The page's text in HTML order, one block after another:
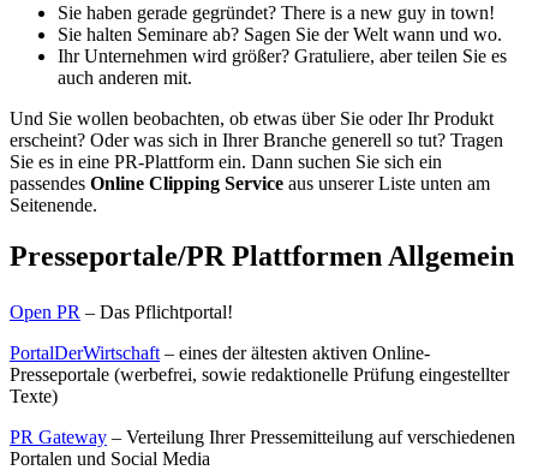
Sie haben gerade gegründet? There is a new guy in town!
Sie halten Seminare ab? Sagen Sie der Welt wann und wo.
Ihr Unternehmen wird größer? Gratuliere, aber teilen Sie es
auch anderen mit.
Und Sie wollen beobachten, ob etwas über Sie oder Ihr Produkt
erscheint? Oder was sich in Ihrer Branche generell so tut? Tragen
Sie es in eine PR-Plattform ein. Dann suchen Sie sich ein
passendes Online Clipping Service aus unserer Liste unten am
Seitenende.
Presseportale/PR Plattformen Allgemein
Open PR – Das Pflichtportal!
PortalDerWirtschaft – eines der ältesten aktiven Online-
Presseportale (werbefrei, sowie redaktionelle Prüfung eingestellter
Texte)
PR Gateway – Verteilung Ihrer Pressemitteilung auf verschiedenen
Portalen und Social Media